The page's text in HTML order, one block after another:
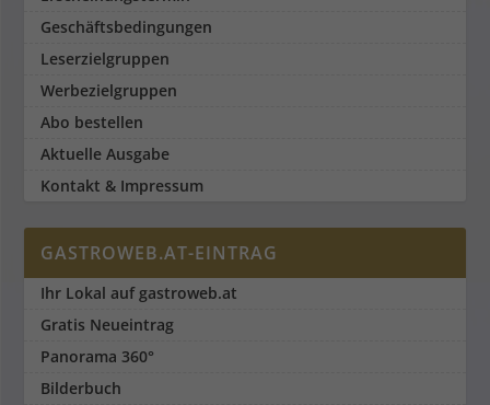
Geschäftsbedingungen
Leserzielgruppen
Werbezielgruppen
Abo bestellen
Aktuelle Ausgabe
Kontakt & Impressum
GASTROWEB.AT-EINTRAG
Ihr Lokal auf gastroweb.at
Gratis Neueintrag
Panorama 360°
Bilderbuch